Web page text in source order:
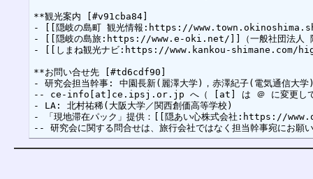
**観光案内 [#v91cba84]
- [[隠岐の島町 観光情報:https://
- [[隠岐の島旅:https://www.e-oki.net/]]（一般社団法人 隠
- [[しまね観光ナビ:https://www.kankou-shimane.com/
**お問い合せ先 [#td6cdf90]
- 研究会担当幹事: 中園長新(麗澤大学)，赤澤紀子(電気通信大
-- ce-info[at]ce.ipsj.or.jp へ（ [at] は ＠ に変更して）メ
- LA: 北村祐稀(大阪大学／関西創価高等学校)
- 「現地滞在パック」提供：[[隠あい心株式会社:https://